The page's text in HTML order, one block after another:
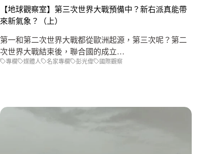
【地球觀察室】第三次世界大戰預備中？新右派真能帶
來新氣象？（上）
第一和第二次世界大戰都從歐洲起源，第三次呢？第二
次世界大戰結束後，聯合國的成立…
專欄 媒體人 名家專欄 彭光偉 國際觀察